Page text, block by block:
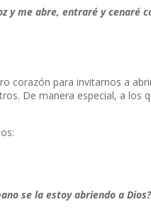
y me abre, entraré y cenaré
corazón para invitarnos a
De manera especial, a los
se la estoy abriendo a Dios?